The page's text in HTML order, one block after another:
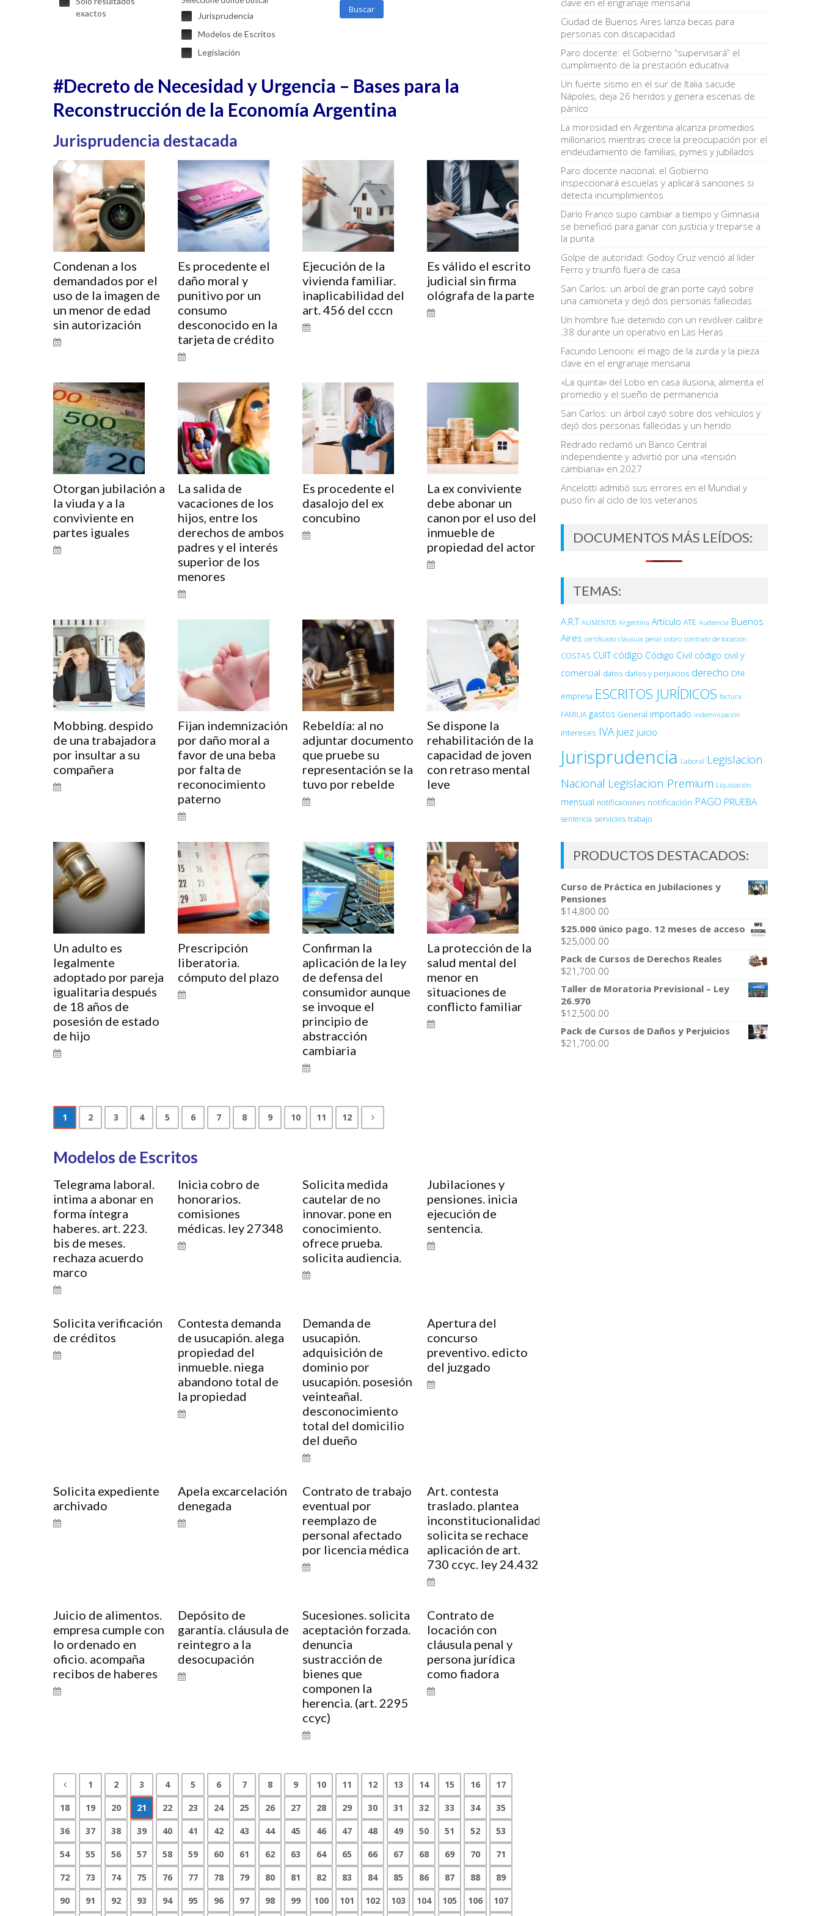
exactos
Jurisprudencia
Modelos de Escritos
Legislación
Buscar
#Decreto de Necesidad y Urgencia – Bases para la
Reconstrucción de la Economía Argentina
Jurisprudencia destacada
Condenan a los
demandados por el
uso de la imagen de
un menor de edad
sin autorización
Es procedente el
daño moral y
punitivo por un
consumo
desconocido en la
tarjeta de crédito
Ejecución de la
vivienda familiar.
inaplicabilidad del
art. 456 del cccn
Es válido el escrito
judicial sin firma
ológrafa de la parte
Otorgan jubilación a
la viuda y a la
conviviente en
partes iguales
La salida de
vacaciones de los
hijos, entre los
derechos de ambos
padres y el interés
superior de los
menores
Es procedente el
dasalojo del ex
concubino
La ex conviviente
debe abonar un
canon por el uso del
inmueble de
propiedad del actor
Mobbing. despido
de una trabajadora
por insultar a su
compañera
Fijan indemnización
por daño moral a
favor de una beba
por falta de
reconocimiento
paterno
Rebeldía: al no
adjuntar documento
que pruebe su
representación se la
tuvo por rebelde
Se dispone la
rehabilitación de la
capacidad de joven
con retraso mental
leve
Un adulto es
legalmente
adoptado por pareja
igualitaria después
de 18 años de
posesión de estado
de hijo
Prescripción
liberatoria.
cómputo del plazo
Confirman la
aplicación de la ley
de defensa del
consumidor aunque
se invoque el
principio de
abstracción
cambiaria
La protección de la
salud mental del
menor en
situaciones de
conflicto familiar
1 2 3 4 5 6 7 8 9 10 11 12
Modelos de Escritos
Telegrama laboral.
intima a abonar en
forma íntegra
haberes. art. 223.
bis de meses.
rechaza acuerdo
marco
Inicia cobro de
honorarios.
comisiones
médicas. ley 27348
Solicita medida
cautelar de no
innovar. pone en
conocimiento.
ofrece prueba.
solicita audiencia.
Jubilaciones y
pensiones. inicia
ejecución de
sentencia.
Solicita verificación
de créditos
Contesta demanda
de usucapión. alega
propiedad del
inmueble. niega
abandono total de
la propiedad
Demanda de
usucapión.
adquisición de
dominio por
usucapión. posesión
veinteañal.
desconocimiento
total del domicilio
del dueño
Apertura del
concurso
preventivo. edicto
del juzgado
Solicita expediente
archivado
Apela excarcelación
denegada
Contrato de trabajo
eventual por
reemplazo de
personal afectado
por licencia médica
Art. contesta
traslado. plantea
inconstitucionalidad.
solicita se rechace
aplicación de art.
730 ccyc. ley 24.432
Juicio de alimentos.
empresa cumple con
lo ordenado en
oficio. acompaña
recibos de haberes
Depósito de
garantía. cláusula de
reintegro a la
desocupación
Sucesiones. solicita
aceptación forzada.
denuncia
sustracción de
bienes que
componen la
herencia. (art. 2295
ccyc)
Contrato de
locación con
cláusula penal y
persona jurídica
como fiadora
1 2 3 4 5 6 7 8 9 10 11 12 13 14 15 16
17
18
19 20 21 22 23 24 25 26 27 28 29 30 31 32 33 34
35
36
37 38 39 40 41 42 43 44 45 46 47 48 49 50 51 52
53
54
55 56 57 58 59 60 61 62 63 64 65 66 67 68 69 70
71
72
73 74 75 76 77 78 79 80 81 82 83 84 85 86 87 88
89
90
91 92 93 94 95 96 97 98 99 100 101 102 103 104 105 106 107
clave en el engranaje mensana
Ciudad de Buenos Aires lanza becas para
personas con discapacidad
Paro docente: el Gobierno “supervisará” el
cumplimiento de la prestación educativa
Un fuerte sismo en el sur de Italia sacude
Nápoles, deja 26 heridos y genera escenas de
pánico
La morosidad en Argentina alcanza promedios
millonarios mientras crece la preocupación por el
endeudamiento de familias, pymes y jubilados
Paro docente nacional: el Gobierno
inspeccionará escuelas y aplicará sanciones si
detecta incumplimientos
Darío Franco supo cambiar a tiempo y Gimnasia
se benefició para ganar con justicia y treparse a
la punta
Golpe de autoridad: Godoy Cruz venció al líder
Ferro y triunfó fuera de casa
San Carlos: un árbol de gran porte cayó sobre
una camioneta y dejó dos personas fallecidas
Un hombre fue detenido con un revólver calibre
.38 durante un operativo en Las Heras
Facundo Lencioni: el mago de la zurda y la pieza
clave en el engranaje mensana
«La quinta» del Lobo en casa ilusiona, alimenta el
promedio y el sueño de permanencia
San Carlos: un árbol cayó sobre dos vehículos y
dejó dos personas fallecidas y un herido
Redrado reclamó un Banco Central
independiente y advirtió por una «tensión
cambiaria» en 2027
Ancelotti admitió sus errores en el Mundial y
puso fin al ciclo de los veteranos
DOCUMENTOS MÁS LEÍDOS:
TEMAS:
A.R.T ALIMENTOS Argentina Artículo ATE Audiencia Buenos
Aires certificado cláusula penal cobro contrato de locación
COSTAS CUIT código Código Civil código civil y
comercial datos daños y perjuicios derecho DNI
empresa ESCRITOS JURÍDICOS factura
FAMILIA gastos General importado indemnización
intereses IVA juez juicio
Jurisprudencia Laboral Legislacion
Nacional Legislacion Premium Liquidación
mensual notificaciones notificación PAGO PRUEBA
sentencia servicios trabajo
PRODUCTOS DESTACADOS:
Curso de Práctica en Jubilaciones y
Pensiones
$14,800.00
$25.000 único pago. 12 meses de acceso
$25,000.00
Pack de Cursos de Derechos Reales
$21,700.00
Taller de Moratoria Previsional – Ley
26.970
$12,500.00
Pack de Cursos de Daños y Perjuicios
$21,700.00